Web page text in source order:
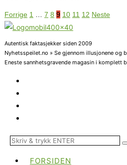
Forrige 1 7 8 9 10 11 12 Neste
Autentisk faktasjekker siden 2009
Nyhetsspeilet.no » Se gjennom illusjonene og
Eneste sannhetsgravende magasin i komplett
FORSIDEN